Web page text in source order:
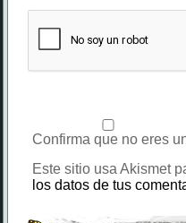
Confirma que no eres
Este sitio usa Akismet
los datos de tus